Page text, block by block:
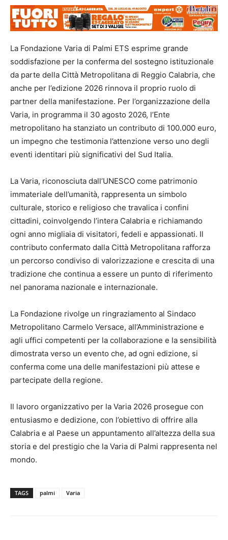
La Fondazione Varia di Palmi ETS esprime grande
soddisfazione per la conferma del sostegno istituzionale
da parte della Città Metropolitana di Reggio Calabria, che
anche per l’edizione 2026 rinnova il proprio ruolo di
partner della manifestazione. Per l’organizzazione della
Varia, in programma il 30 agosto 2026, l’Ente
metropolitano ha stanziato un contributo di 100.000 euro,
un impegno che testimonia l’attenzione verso uno degli
eventi identitari più significativi del Sud Italia.
La Varia, riconosciuta dall’UNESCO come patrimonio
immateriale dell’umanità, rappresenta un simbolo
culturale, storico e religioso che travalica i confini
cittadini, coinvolgendo l’intera Calabria e richiamando
ogni anno migliaia di visitatori, fedeli e appassionati. Il
contributo confermato dalla Città Metropolitana rafforza
un percorso condiviso di valorizzazione e crescita di una
tradizione che continua a essere un punto di riferimento
nel panorama nazionale e internazionale.
La Fondazione rivolge un ringraziamento al Sindaco
Metropolitano Carmelo Versace, all’Amministrazione e
agli uffici competenti per la collaborazione e la sensibilità
dimostrata verso un evento che, ad ogni edizione, si
conferma come una delle manifestazioni più attese e
partecipate della regione.
Il lavoro organizzativo per la Varia 2026 prosegue con
entusiasmo e dedizione, con l’obiettivo di offrire alla
Calabria e al Paese un appuntamento all’altezza della sua
storia e del prestigio che la Varia di Palmi rappresenta nel
mondo.
TAGS palmi Varia